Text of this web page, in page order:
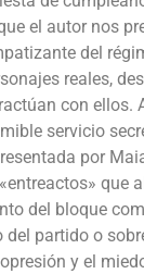
el autor nos
del
reales,
con ellos.
servicio
por
del bloque
del partido o
y el